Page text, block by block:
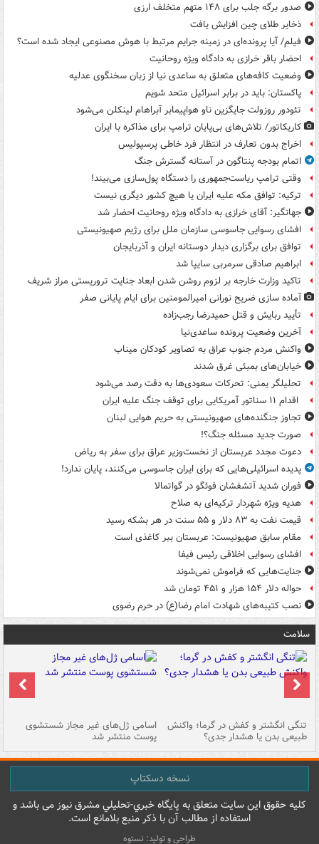
صدور برگه جلب برای ۱۴۸ متهم متخلف ارزی
ذخایر طلای چین افزایش یافت
فیلم/ آیا پرونده‌ای در زمینه جرایم مرتبط با هوش مصنوعی ایجاد شده است؟
احضار باقر خرازی به دادگاه ویژه روحانیت
وضعیت کافه‌های متعلق به ساعدی نیا از زبان سخنگوی عدلیه
پاکستان: باید در برابر اسرائیل متحد شویم
تئودور روزولت جایگزین ناو هواپیمابر آبراهام لینکلن می‌شود
کاریکاتور/ تلاش‌های بی‌پایان ترامپ برای مذاکره با ایران
اخراج بدون تعارف در انتظار فرد خاطی پرسپولیس
اتمام بودجه پنتاگون در آستانه گسترش جنگ
وقتی ترامپ ریاست‌جمهوری را دستگاه پول‌سازی می‌بیند!
ترکیه: توافق مکه علیه ایران یا هیچ کشور دیگری نیست
جهانگیر: آقای خرازی به دادگاه ویژه روحانیت احضار شد
افشای رسوایی جاسوسی سازمان ملل برای رژیم صهیونیستی
توافق برای برگزاری دیدار دوستانه ایران و آذربایجان
ابراهیم صادقی سرمربی سایپا شد
تاکید وزارت خارجه بر لزوم روشن شدن ابعاد جنایت تروریستی مراز شریف
آماده سازی ضریح نورانی امیرالمومنین برای ایام پایانی صفر
تأیید ربایش و قتل حمیدرضا رجب‌زاده
آخرین وضعیت پرونده ساعدی‌نیا
واکنش مردم جنوب عراق به تصاویر کودکان میناب
خیابان‌های بمبئی غرق شدند
تحلیلگر یمنی: تحرکات سعودی‌ها به دقت رصد می‌شود
اقدام ۱۱ سناتور آمریکایی برای توقف جنگ علیه ایران
تجاوز جنگنده‌های صهیونیستی به حریم هوایی لبنان
صورت جدید مسئله جنگ؟!
دعوت مجدد عربستان از نخست‌وزیر عراق برای سفر به ریاض
پدیده اسرائیلی‌هایی که برای ایران جاسوسی می‌کنند، پایان ندارد!
فوران شدید آتشفشان فوئگو در گواتمالا
هدیه ویژه شهردار ترکیه‌ای به صلاح
قیمت نفت به ۸۳ دلار و ۵۵ سنت در هر بشکه رسید
مقام سابق صهیونیست: عربستان ببر کاغذی است
افشای رسوایی اخلاقی رئیس فیفا
جنایت‌هایی که فراموش نمی‌شوند
حواله دلار ۱۵۴ هزار و ۴۵۱ تومان شد
نصب کتیبه‌های شهادت امام رضا(ع) در حرم رضوی
سلامت
تنگی انگشتر و کفش در گرما؛ واکنش
طبیعی بدن یا هشدار جدی؟
اسامی ژل‌های غیر مجاز شستشوی
پوست منتشر شد
نسخه دسکتاپ
کليه حقوق اين سايت متعلق به پایگاه خبري-تحليلي مشرق نيوز می باشد و
استفاده از مطالب آن با ذکر منبع بلامانع است.
طراحی و تولید: نستوه